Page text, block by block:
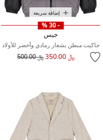
إضافة سريعة
- 30 %
جيس
جاكيت مبطن بشعار رمادي وأخضر للأولاد
﷼ 350.00 سعر مخفض من﷼ 500.00